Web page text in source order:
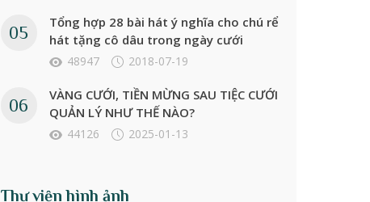
Tổng hợp 28 bài hát ý nghĩa cho chú rể
hát tặng cô dâu trong ngày cưới
48947 2018-07-19
VÀNG CƯỚI, TIỀN MỪNG SAU TIỆC CƯỚI
QUẢN LÝ NHƯ THẾ NÀO?
44126 2025-01-13
Thư viện hình ảnh